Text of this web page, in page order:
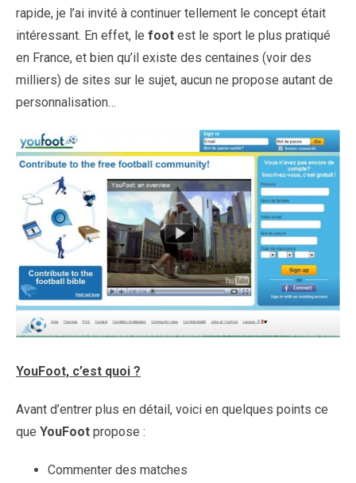
rapide, je l’ai invité à continuer tellement le concept était
intéressant. En effet, le foot est le sport le plus pratiqué
en France, et bien qu’il existe des centaines (voir des
milliers) de sites sur le sujet, aucun ne propose autant de
personnalisation…
YouFoot, c’est quoi ?
Avant d’entrer plus en détail, voici en quelques points ce
que YouFoot propose :
Commenter des matches